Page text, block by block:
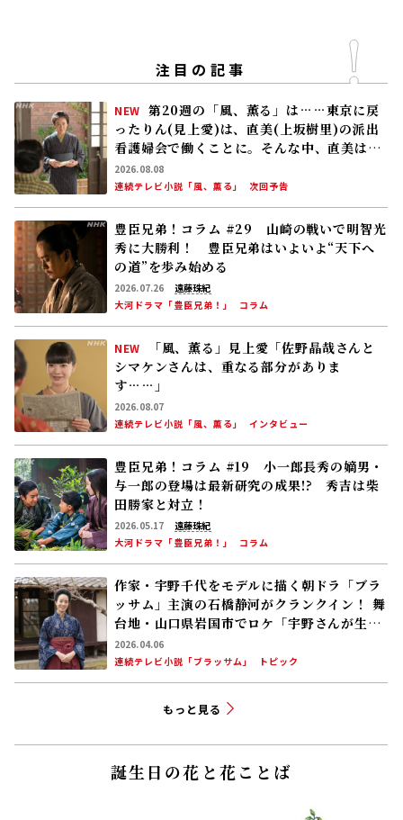
注目の記事
NEW 第20週の「風、薫る」は……東京に戻
ったりん(見上愛)は、直美(上坂樹里)の派出
看護婦会で働くことに。そんな中、直美は自
分の理想とした無償の看護を始める
2026.08.08
連続テレビ小説「風、薫る」
次回予告
豊臣兄弟！コラム #29 山崎の戦いで明智光
秀に大勝利！ 豊臣兄弟はいよいよ“天下へ
の道”を歩み始める
2026.07.26
遠藤珠紀
大河ドラマ「豊臣兄弟！」
コラム
NEW
「風、薫る」見上愛「佐野晶哉さんと
シマケンさんは、重なる部分がありま
す……」
2026.08.07
連続テレビ小説「風、薫る」
インタビュー
豊臣兄弟！コラム #19 小一郎長秀の嫡男・
与一郎の登場は最新研究の成果!? 秀吉は柴
田勝家と対立！
2026.05.17
遠藤珠紀
大河ドラマ「豊臣兄弟！」
コラム
作家・宇野千代をモデルに描く朝ドラ「ブラ
ッサム」主演の石橋静河がクランクイン！ 舞
台地・山口県岩国市でロケ「宇野さんが生ま
れ育った故郷の岩国で、改めて深呼吸して幸
せを感じています」26年度後期放送
2026.04.06
連続テレビ小説「ブラッサム」
トピック
もっと見る
誕生日の花と花ことば